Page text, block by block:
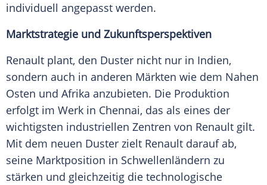
individuell angepasst werden.
Marktstrategie und Zukunftsperspektiven
Renault plant, den Duster nicht nur in Indien,
sondern auch in anderen Märkten wie dem Nahen
Osten und Afrika anzubieten. Die Produktion
erfolgt im Werk in Chennai, das als eines der
wichtigsten industriellen Zentren von Renault gilt.
Mit dem neuen Duster zielt Renault darauf ab,
seine Marktposition in Schwellenländern zu
stärken und gleichzeitig die technologische